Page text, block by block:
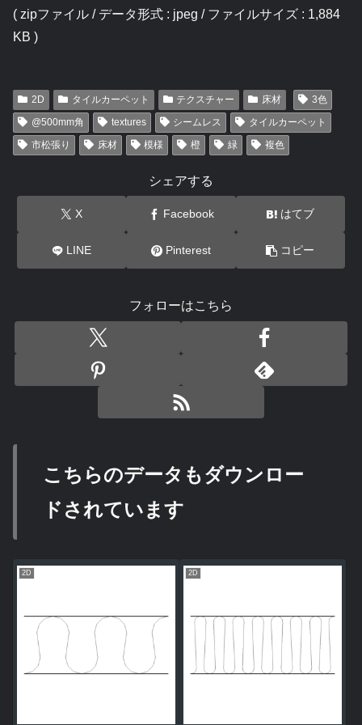
( zipファイル / データ形式 : jpeg / ファイルサイズ : 1,884
KB )
2D タイルカーペット テクスチャー 床材
3色
@500mm角
textures シームレス
タイルカーペット
市松張り
床材 模様 橙 緑 複色
シェアする
X Facebook はてブ
LINE Pinterest コピー
フォローはこちら
こちらのデータもダウンロー
ドされています
2D 2D